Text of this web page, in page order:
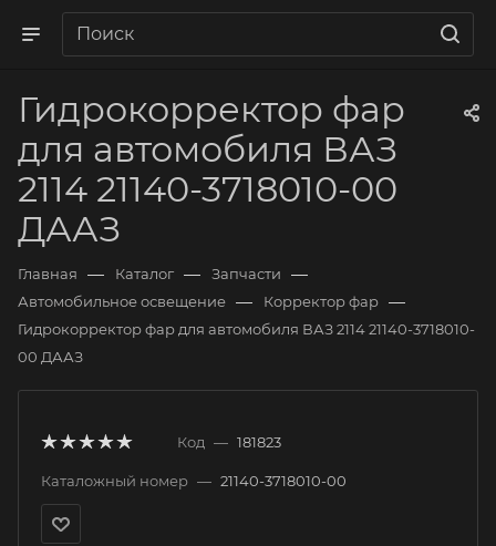
Гидрокорректор фар
для автомобиля ВАЗ
2114 21140-3718010-00
ДААЗ
Главная — Каталог — Запчасти —
Автомобильное освещение — Корректор фар —
Гидрокорректор фар для автомобиля ВАЗ 2114 21140-3718010-
00 ДААЗ
Код — 181823
Каталожный номер — 21140-3718010-00